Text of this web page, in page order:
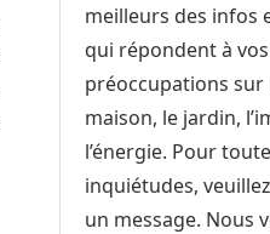
meilleurs des infos
qui répondent à vos
préoccupations sur
maison, le jardin,
l’énergie. Pour
inquiétudes,
un message. Nous